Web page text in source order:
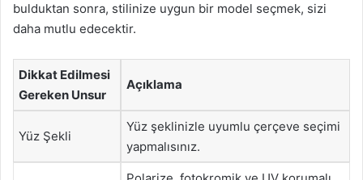
bulduktan sonra, stilinize uygun bir model seçmek, sizi
daha mutlu edecektir.
Dikkat Edilmesi
Gereken Unsur
Açıklama
Yüz Şekli
Yüz şeklinizle uyumlu çerçeve seçimi
yapmalısınız.